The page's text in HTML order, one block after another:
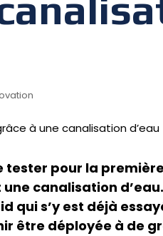
pour la
canalisation
qui s’y est déjà
être déployée à de